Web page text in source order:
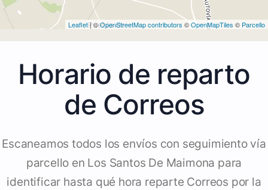
Leaflet| ©OpenStreetMap contributors ©OpenMapTiles © Parcello
Horario de reparto
de Correos
Escaneamos todos los envíos con seguimiento vía
parcello en Los Santos De Maimona para
identificar hasta qué hora reparte Correos por la